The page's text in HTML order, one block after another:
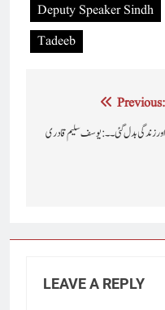
Deputy Speaker Sindh
Tadeeb
navigation
Previous:
اور زندگی بدل گئی ۔۔: یوسف سلیم قادری
LEAVE A REPLY